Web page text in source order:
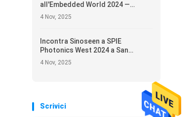
all'Embedded World 2024 —
Padiglione 5, Stand 5-235c
4 Nov, 2025
Incontra Sinoseen a SPIE
Photonics West 2024 a San
Francisco — Presentazione di
Soluzioni di Moduli Fotocamera
4 Nov, 2025
Scrivici